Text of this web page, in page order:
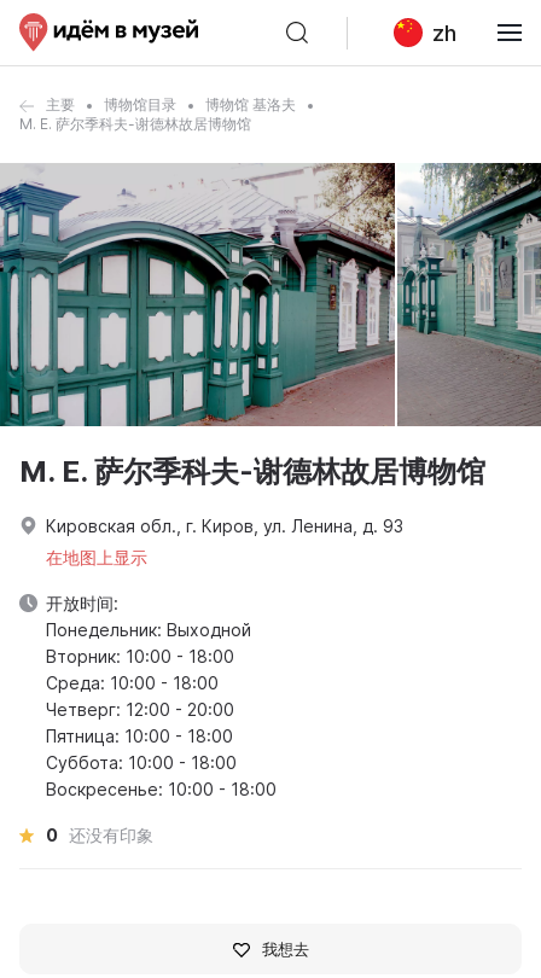
zh
主要 博物馆目录
博物馆 基洛夫
M. E. 萨尔季科夫-谢德林故居博物馆
M. E. 萨尔季科夫-谢德林故居博物馆
Кировская обл., г. Киров, ул. Ленина, д. 93
在地图上显示
开放时间:
Понедельник: Выходной
Вторник: 10:00 - 18:00
Среда: 10:00 - 18:00
Четверг: 12:00 - 20:00
Пятница: 10:00 - 18:00
Суббота: 10:00 - 18:00
Воскресенье: 10:00 - 18:00
0 还没有印象
我想去